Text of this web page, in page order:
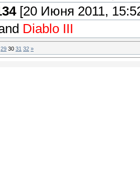
[20 Июня 2011,
Diablo III
29 30 31 32 »